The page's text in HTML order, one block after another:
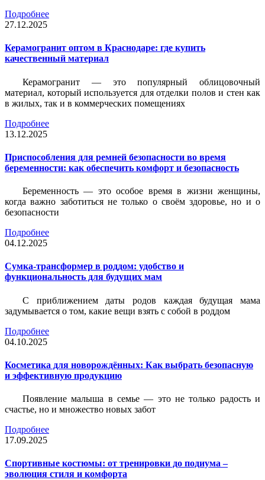
Подробнее
27.12.2025
Керамогранит оптом в Краснодаре: где купить
качественный материал
Керамогранит — это популярный облицовочный
материал, который используется для отделки полов и стен как
в жилых, так и в коммерческих помещениях
Подробнее
13.12.2025
Приспособления для ремней безопасности во время
беременности: как обеспечить комфорт и безопасность
Беременность — это особое время в жизни женщины,
когда важно заботиться не только о своём здоровье, но и о
безопасности
Подробнее
04.12.2025
Сумка-трансформер в роддом: удобство и
функциональность для будущих мам
С приближением даты родов каждая будущая мама
задумывается о том, какие вещи взять с собой в роддом
Подробнее
04.10.2025
Косметика для новорождённых: Как выбрать безопасную
и эффективную продукцию
Появление малыша в семье — это не только радость и
счастье, но и множество новых забот
Подробнее
17.09.2025
Спортивные костюмы: от тренировки до подиума –
эволюция стиля и комфорта